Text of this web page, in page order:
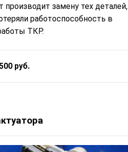
производит замену тех деталей,
работоспособность в
ТКР.
руб.